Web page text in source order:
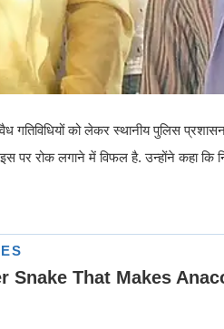
को लेकर स्थानीय पुलिस प्रशासन
रोक लगाने में विफल है. उन्होंने कहा कि